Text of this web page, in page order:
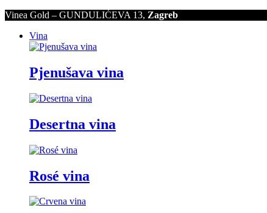
Vinea Gold – GUNDULIĆEVA 13, Zagreb
Vina
Pjenušava vina
Desertna vina
Rosé vina